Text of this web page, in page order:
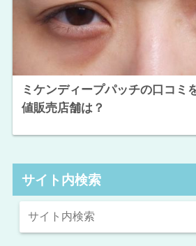
ミケンディープパッチの口コミ
値販売店舗は？
サイト内検索